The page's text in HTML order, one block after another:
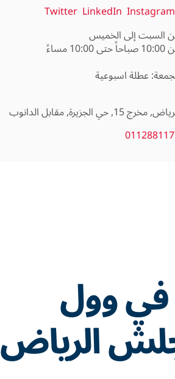
Instagram
LinkedIn
Twitter
مخرج 15, حي الجزيرة, مقابل الدانوب
في وول
الرياض